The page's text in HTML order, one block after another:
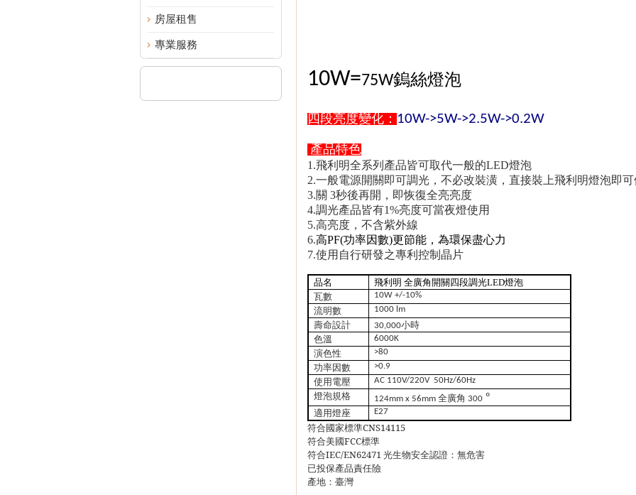
房屋租售
專業服務
10W=75W鎢絲燈泡
四段亮度變化：10W->5W->2.5W->0.2W
產品特色
1.飛利明全系列產品皆可取代一般的LED燈泡
2.一般電源開關即可調光，不必改裝潢，直接裝上飛利明燈泡即
3.關 3秒後再開，即恢復全亮亮度
4.調光產品皆有1%亮度可當夜燈使用
5.高亮度，不含紫外線
6.高PF(功率因數)更節能，為環保盡心力
7.使用自行研發之專利控制晶片
品名 飛利明 全廣角開關四段調光LED燈泡
瓦數 10W +/-10%
流明數 1000 lm
壽命設計 30,000小時
色溫 6000K
演色性 >80
功率因數 >0.9
使用電壓 AC 110V/220V 50Hz/60Hz
燈泡規格 124mm x 56mm 全廣角 300 °
適用燈座 E27
符合國家標準CNS14115
符合美國FCC標準
符合IEC/EN62471光生物安全認證：無危害
已投保產品責任險
產地：臺灣